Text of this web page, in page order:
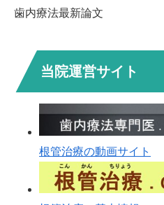
歯内療法最新論文
当院運営サイト
根管治療の動画サイト